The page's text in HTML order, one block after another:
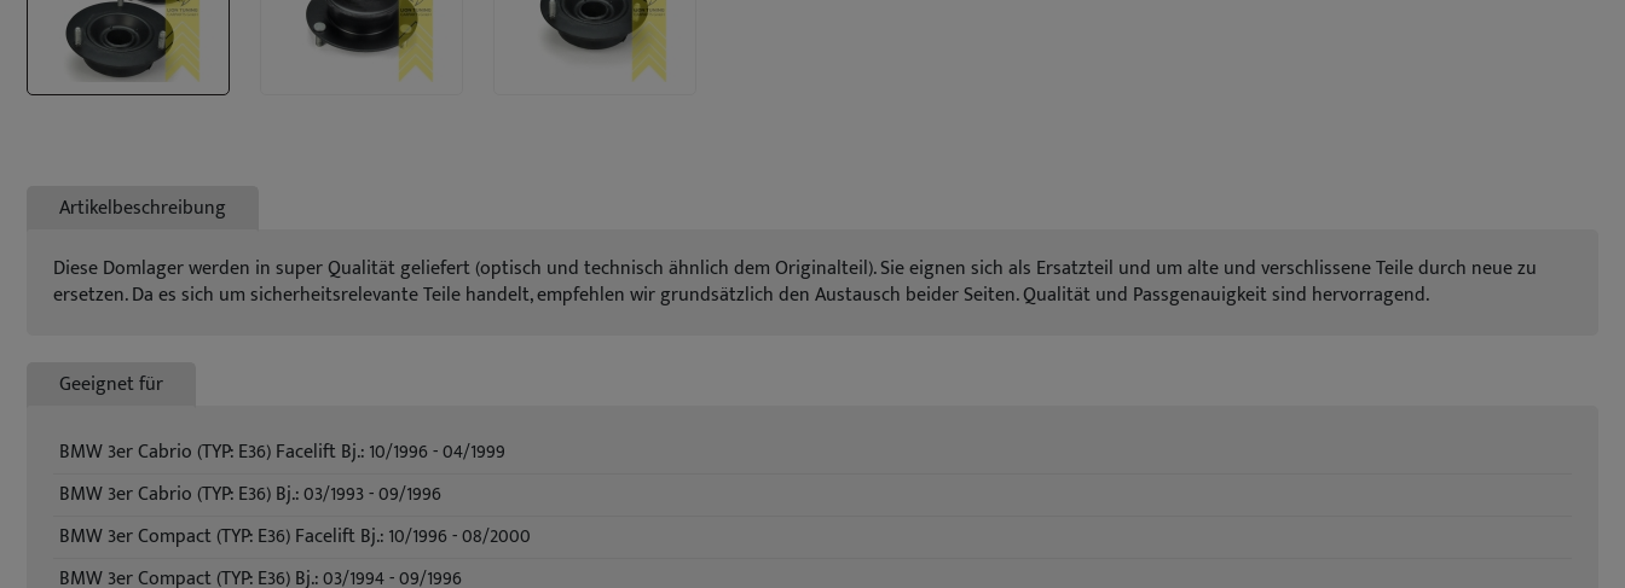
Artikelbeschreibung
Diese Domlager werden in super Qualität geliefert (optisch und technisch ähnlich dem Originalteil). Sie eignen sich als Ersatzteil und um alte und verschlissene Teile durch neue zu
ersetzen. Da es sich um sicherheitsrelevante Teile handelt, empfehlen wir grundsätzlich den Austausch beider Seiten. Qualität und Passgenauigkeit sind hervorragend.
Geeignet für
BMW 3er Cabrio (TYP: E36) Facelift Bj.: 10/1996 - 04/1999
BMW 3er Cabrio (TYP: E36) Bj.: 03/1993 - 09/1996
BMW 3er Compact (TYP: E36) Facelift Bj.: 10/1996 - 08/2000
BMW 3er Compact (TYP: E36) Bj.: 03/1994 - 09/1996